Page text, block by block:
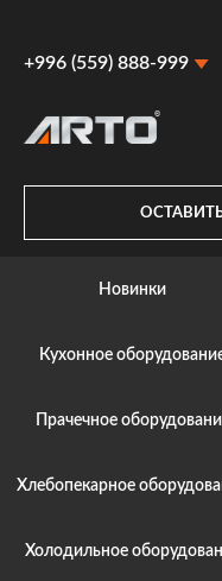
+996 (559) 888-999
+996 (559) 888-999
Новинки
Кухонное
Прачечное
Хлебопекарное
Холодильное